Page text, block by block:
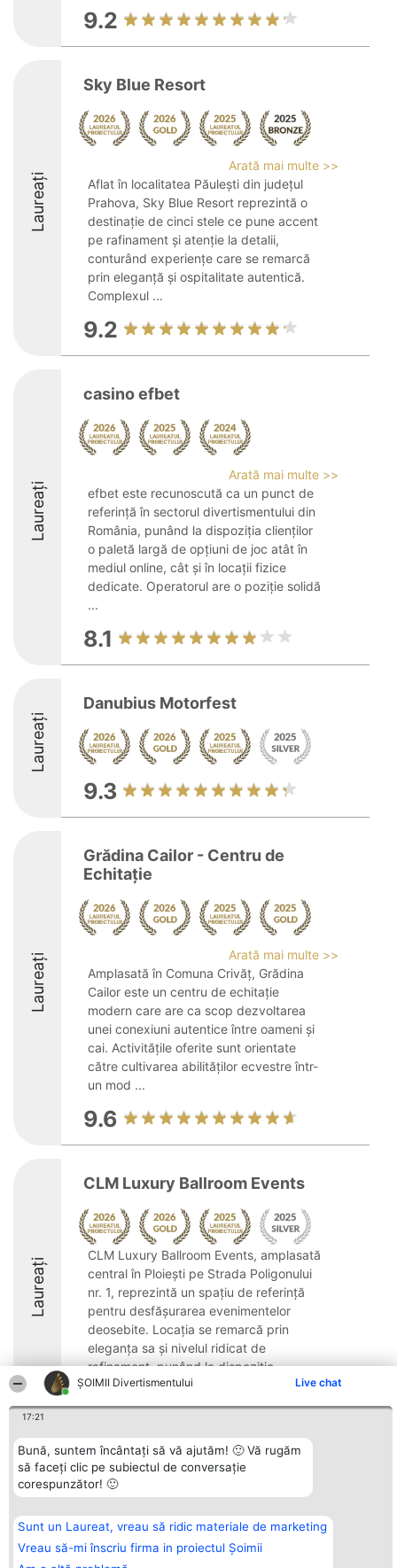
ŞOIMII Divertismentului Live chat
17:21
Bună, suntem încântați să vă ajutăm! 🙂 Vă rugăm
să faceți clic pe subiectul de conversație
corespunzător! 🙂
Sunt un Laureat, vreau să ridic materiale de marketing
Vreau să-mi înscriu firma in proiectul Șoimii
9.2
Laureați
Sky Blue Resort
Arată mai multe >>
Aflat în localitatea Păulești din județul
Prahova, Sky Blue Resort reprezintă o
destinație de cinci stele ce pune accent
pe rafinament și atenție la detalii,
conturând experiențe care se remarcă
prin eleganță și ospitalitate autentică.
Complexul ...
9.2
Laureați
casino efbet
Arată mai multe >>
efbet este recunoscută ca un punct de
referință în sectorul divertismentului din
România, punând la dispoziția clienților
o paletă largă de opțiuni de joc atât în
mediul online, cât și în locații fizice
dedicate. Operatorul are o poziție solidă
...
8.1
Laureați
Danubius Motorfest
9.3
Laureați
Grădina Cailor - Centru de
Echitație
Arată mai multe >>
Amplasată în Comuna Crivăț, Grădina
Cailor este un centru de echitație
modern care are ca scop dezvoltarea
unei conexiuni autentice între oameni și
cai. Activitățile oferite sunt orientate
către cultivarea abilităților ecvestre într-
un mod ...
9.6
Laureați
CLM Luxury Ballroom Events
CLM Luxury Ballroom Events, amplasată
central în Ploiești pe Strada Poligonului
nr. 1, reprezintă un spațiu de referință
pentru desfășurarea evenimentelor
deosebite. Locația se remarcă prin
eleganța sa și nivelul ridicat de
rafinament, punând la dispoziție ...
9.3
Organizator Ranking
BRIGHT SOLUTIONS BR SRL
Aleea Timisul De Sus 2 Bl. A30
București
CUI 36737675
tel: +40 770 990 492
Plebiscyt
Câștigătorii
Reguli
Statut
Politica de
confidențialitate